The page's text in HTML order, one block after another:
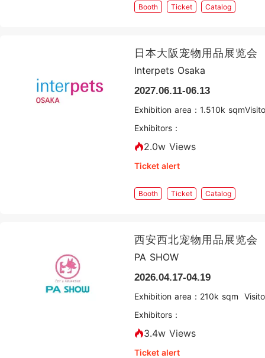
Booth Ticket Catalog
日本大阪宠物用品展览会
Interpets Osaka
2027.06.11-06.13
Exhibition area： 1.510k sqm
Exhibitors：
2.0w Views
Ticket alert
Booth Ticket Catalog
西安西北宠物用品展览会
PA SHOW
2026.04.17-04.19
Exhibition area： 210k sqm
Exhibitors：
3.4w Views
Ticket alert